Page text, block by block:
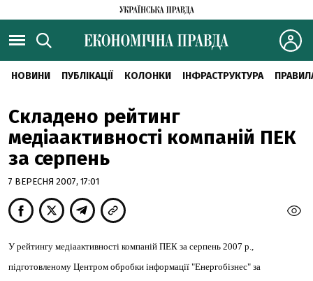
НОВИНИ ПУБЛІКАЦІЇ КОЛОНКИ ІНФРАСТРУКТУРА
Складено рейтинг
медіаактивності компаній ПЕК
за серпень
7 ВЕРЕСНЯ 2007, 17:01
У рейтингу медіаактивності компаній ПЕК за серпень 2007 р.,
підготовленому Центром обробки інформації "Енергобізнес" за